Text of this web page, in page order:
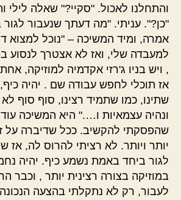
והתחלנו לאכול. "סקיי?" שאלה לילי
"כן?". עניתי. "מה דעתך שנעבור
אמרה, ומיד המשיכה – "נוכל למצוא
למעבדה שלי, ואז לא אצטרך לנסוע
, ויש בניו ג'רזי אקדמיה למוזיקה,
אז תוכלי לחפש עבודה שם . יהיה
שתינו, כמו שתמיד רצינו, סוף סוף
ונהיה עצמאיות ו…." היא המשיכה
שהפסקתי להקשיב. ככל שדיברה על
יותר ויותר. לא רציתי להרוס לה,
לגור ביחד באמת נשמע כיף. יהיה
במוזיקה בצורה רצינית יותר , וכבר
לעבור, רק לא נתקלתי בהצעה